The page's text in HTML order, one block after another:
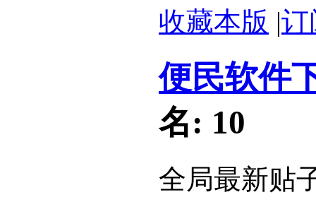
收藏本版 |订
便民软件
名: 10
全局最新贴